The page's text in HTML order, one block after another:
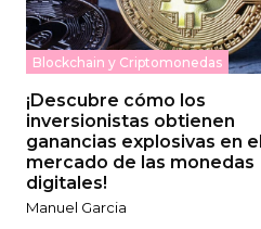
Blockchain y Criptomonedas
¡Descubre cómo los
inversionistas obtienen
ganancias explosivas en el
mercado de las monedas
digitales!
Manuel Garcia